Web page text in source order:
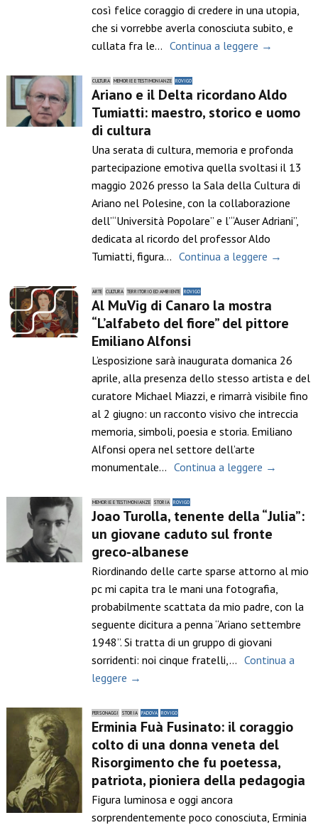
così felice coraggio di credere in una utopia,
che si vorrebbe averla conosciuta subito, e
cullata fra le… Continua a leggere →
CULTURA MEMORIE E TESTIMONIANZE ROVIGO
Ariano e il Delta ricordano Aldo
Tumiatti: maestro, storico e uomo
di cultura
Una serata di cultura, memoria e profonda
partecipazione emotiva quella svoltasi il 13
maggio 2026 presso la Sala della Cultura di
Ariano nel Polesine, con la collaborazione
dell’“Università Popolare” e l’“Auser Adriani”,
dedicata al ricordo del professor Aldo
Tumiatti, figura… Continua a leggere →
ARTE CULTURA TERRITORIO ED AMBIENTE ROVIGO
Al MuVig di Canaro la mostra
“L’alfabeto del fiore” del pittore
Emiliano Alfonsi
L’esposizione sarà inaugurata domanica 26
aprile, alla presenza dello stesso artista e del
curatore Michael Miazzi, e rimarrà visibile fino
al 2 giugno: un racconto visivo che intreccia
memoria, simboli, poesia e storia. Emiliano
Alfonsi opera nel settore dell’arte
monumentale… Continua a leggere →
MEMORIE E TESTIMONIANZE STORIA ROVIGO
Joao Turolla, tenente della “Julia”:
un giovane caduto sul fronte
greco-albanese
Riordinando delle carte sparse attorno al mio
pc mi capita tra le mani una fotografia,
probabilmente scattata da mio padre, con la
seguente dicitura a penna “Ariano settembre
1948”. Si tratta di un gruppo di giovani
sorridenti: noi cinque fratelli,… Continua a
leggere →
PERSONAGGI STORIA PADOVA ROVIGO
Erminia Fuà Fusinato: il coraggio
colto di una donna veneta del
Risorgimento che fu poetessa,
patriota, pioniera della pedagogia
Figura luminosa e oggi ancora
sorprendentemente poco conosciuta, Erminia